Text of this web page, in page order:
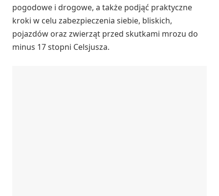
pogodowe i drogowe, a także podjąć praktyczne
kroki w celu zabezpieczenia siebie, bliskich,
pojazdów oraz zwierząt przed skutkami mrozu do
minus 17 stopni Celsjusza.